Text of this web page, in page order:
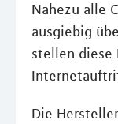
Nahezu alle
ausgiebig
stellen diese
Die